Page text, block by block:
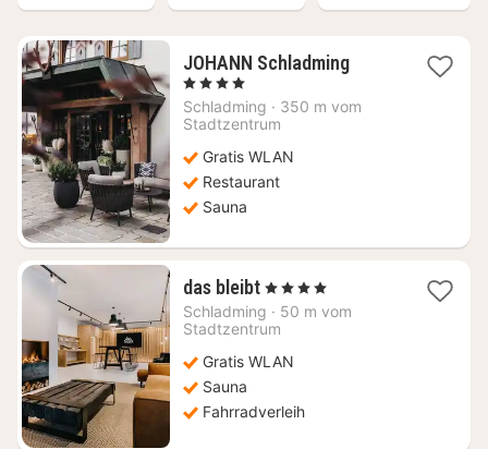
JOHANN Schladming1
ab
, 4 Sterne
Schladming · 350 m vom
Stadtzentrum
Gratis WLAN
Restaurant
Sauna
das bleibt1
Nacht
ab
€
, 4 Sterne
Schladming · 50 m vom
Stadtzentrum
Gratis WLAN
Sauna
Fahrradverleih